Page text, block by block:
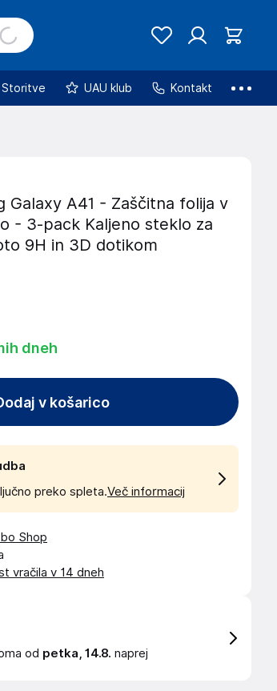
Storitve UAU klub Kontakt
Galaxy A41 - Zaščitna folija v
- 3-pack Kaljeno steklo za
9H in 3D dotikom
dneh
v košarico
preko spleta.Več informacij
Shop
vračila v 14 dneh
od petka, 14.8. naprej